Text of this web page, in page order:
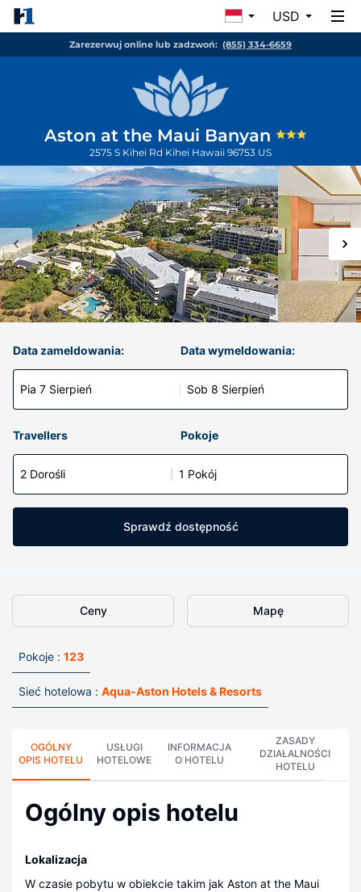
USD
Zarezerwuj online lub zadzwoń: (855) 334-6659
Aston at the Maui Banyan
2575 S Kihei Rd Kihei Hawaii 96753 US
Data zameldowania:
Pia 7 Sierpień
Data wymeldowania:
Sob 8 Sierpień
Travellers Pokoje
2 Dorośli 1 Pokój
Sprawdź dostępność
Ceny Mapę
Pokoje : 123
Sieć hotelowa : Aqua-Aston Hotels & Resorts
OGÓLNY
OPIS HOTELU
USŁUGI
HOTELOWE
INFORMACJA
O HOTELU
ZASADY
DZIAŁALNOŚCI
HOTELU
Ogólny opis hotelu
Lokalizacja
W czasie pobytu w obiekcie takim jak Aston at the Maui